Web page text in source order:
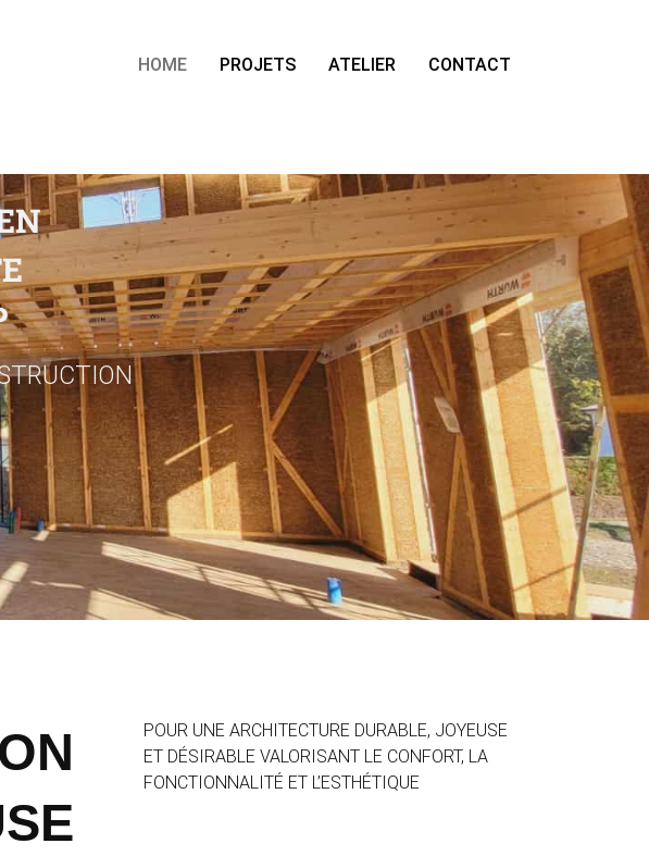
HOME PROJETS ATELIER CONTACT
POUR UNE ARCHITECTURE DURABLE, JOYEUSE
ET DÉSIRABLE VALORISANT LE CONFORT, LA
FONCTIONNALITÉ ET L’ESTHÉTIQUE